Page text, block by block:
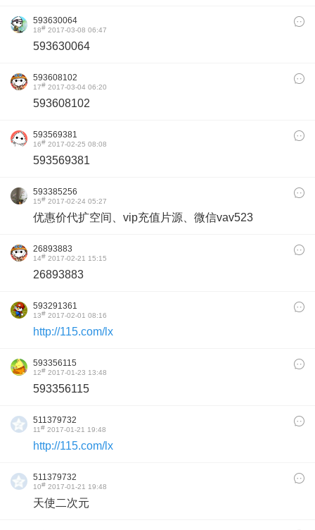
593630064
18# 2017-03-08 06:47
593630064
593608102
17# 2017-03-04 06:20
593608102
593569381
16# 2017-02-25 08:08
593569381
593385256
15# 2017-02-24 05:27
优惠价代扩空间、vip充值片源、微信vav523
26893883
14# 2017-02-21 15:15
26893883
593291361
13# 2017-02-01 08:16
http://115.com/lx
593356115
12# 2017-01-23 13:48
593356115
511379732
11# 2017-01-21 19:48
http://115.com/lx
511379732
10# 2017-01-21 19:48
天使二次元